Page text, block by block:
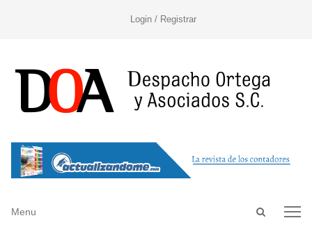
Login / Registrar
Open
Menu
Menu